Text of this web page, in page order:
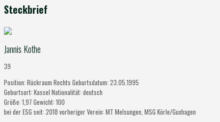
Steckbrief
Jannis Kothe
39
Position: Rückraum Rechts Geburtsdatum: 23.05.1995
Geburtsort: Kassel Nationalität: deutsch
Größe: 1,97 Gewicht: 100
bei der ESG seit: 2018 vorheriger Verein: MT Melsungen, MSG Körle/Guxhagen